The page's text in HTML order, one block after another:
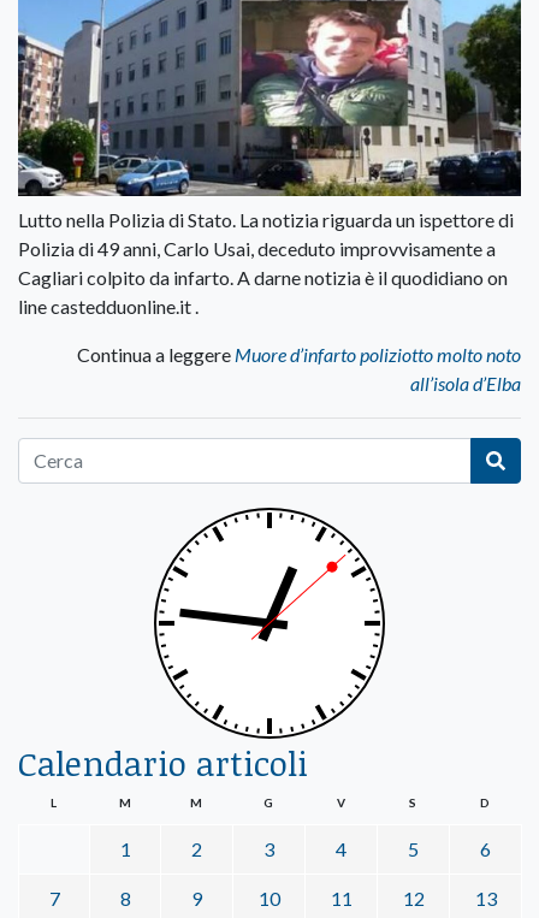
Lutto nella Polizia di Stato. La notizia riguarda un ispettore di
Polizia di 49 anni, Carlo Usai, deceduto improvvisamente a
Cagliari colpito da infarto. A darne notizia è il quodidiano on
line castedduonline.it .
Continua a leggere Muore d’infarto poliziotto molto noto
all’isola d’Elba
Calendario articoli
L M M G V S D
1 2 3 4 5 6
7 8 9 10 11 12 13